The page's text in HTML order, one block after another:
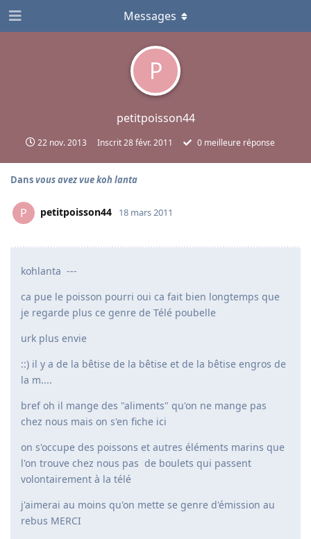
P
petitpoisson44
22 nov. 2013 Inscrit28 févr. 2011 0 meilleure réponse
Messages
Dansvous avez vue koh lanta
P petitpoisson44 18 mars 2011
kohlanta ---
ca pue le poisson pourri oui ca fait bien longtemps que
je regarde plus ce genre de Télé poubelle
urk plus envie
::) il y a de la bêtise de la bêtise et de la bêtise engros de
la m....
bref oh il mange des "aliments" qu'on ne mange pas
chez nous mais on s'en fiche ici
on s'occupe des poissons et autres éléments marins que
l'on trouve chez nous pas de boulets qui passent
volontairement à la télé
j'aimerai au moins qu'on mette se genre d'émission au
rebus MERCI